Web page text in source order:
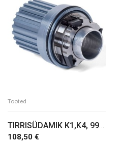
Tooted
108,50 €